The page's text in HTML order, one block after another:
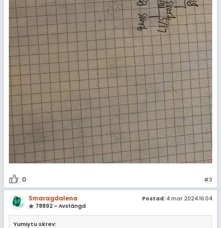
0 #3
Smaragdalena
78892 – Avstängd
Postad: 4 mar 2024 16:04
Yumiytu skrev: